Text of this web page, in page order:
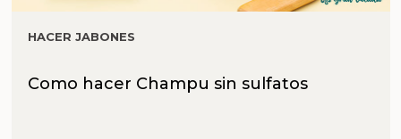
HACER JABONES
Como hacer Champu sin sulfatos